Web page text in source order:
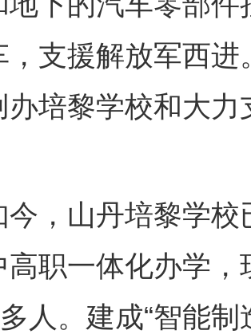
，支援解放军西
办培黎学校和大
山丹培黎学校
高职一体化办学
人。建成“智能